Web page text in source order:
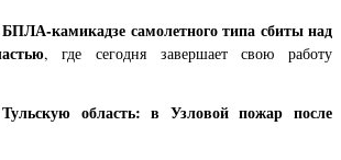
камикадзе самолетного типа сбиты над
, где сегодня завершает свою работу
область: в Узловой пожар после